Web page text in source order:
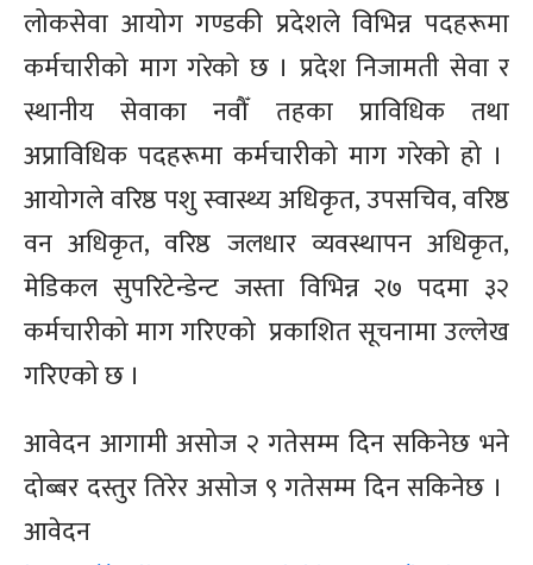
लोकसेवा आयोग गण्डकी प्रदेशले विभिन्न पदहरूमा
कर्मचारीको माग गरेको छ । प्रदेश निजामती सेवा र
स्थानीय सेवाका नवौँ तहका प्राविधिक तथा
अप्राविधिक पदहरूमा कर्मचारीको माग गरेको हो ।
आयोगले वरिष्ठ पशु स्वास्थ्य अधिकृत, उपसचिव, वरिष्ठ
वन अधिकृत, वरिष्ठ जलधार व्यवस्थापन अधिकृत,
मेडिकल सुपरिटेन्डेन्ट जस्ता विभिन्न २७ पदमा ३२
कर्मचारीको माग गरिएको प्रकाशित सूचनामा उल्लेख
गरिएको छ ।
आवेदन आगामी असोज २ गतेसम्म दिन सकिनेछ भने
दोब्बर दस्तुर तिरेर असोज ९ गतेसम्म दिन सकिनेछ ।
आवेदन